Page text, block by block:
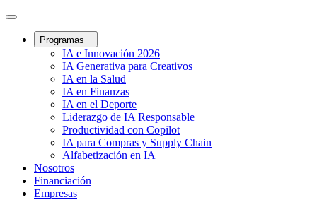
Programas
IA e Innovación 2026
IA Generativa para Creativos
IA en la Salud
IA en Finanzas
IA en el Deporte
Liderazgo de IA Responsable
Productividad con Copilot
IA para Compras y Supply Chain
Alfabetización en IA
Nosotros
Financiación
Empresas